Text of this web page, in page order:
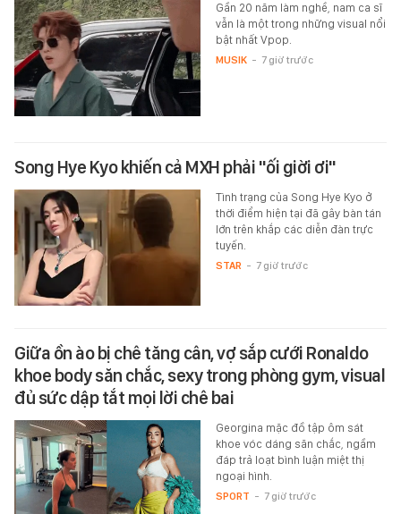
Gần 20 năm làm nghề, nam ca sĩ
vẫn là một trong những visual nổi
bật nhất Vpop.
MUSIK - 7 giờ trước
Song Hye Kyo khiến cả MXH phải "ối giời ơi"
Tình trạng của Song Hye Kyo ở
thời điểm hiện tại đã gây bàn tán
lớn trên khắp các diễn đàn trực
tuyến.
STAR - 7 giờ trước
Giữa ồn ào bị chê tăng cân, vợ sắp cưới Ronaldo
khoe body săn chắc, sexy trong phòng gym, visual
đủ sức dập tắt mọi lời chê bai
Georgina mặc đồ tập ôm sát
khoe vóc dáng săn chắc, ngầm
đáp trả loạt bình luận miệt thị
ngoại hình.
SPORT - 7 giờ trước